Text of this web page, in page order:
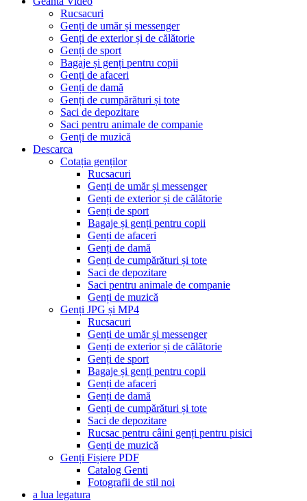
Rucsacuri
Genți de umăr și messenger
Genți de exterior și de călătorie
Genți de sport
Bagaje și genți pentru copii
Genți de afaceri
Genți de damă
Genți de cumpărături și tote
Saci de depozitare
Saci pentru animale de companie
Genți de muzică
Descarca
Cotația genților
Rucsacuri
Genți de umăr și messenger
Genți de exterior și de călătorie
Genți de sport
Bagaje și genți pentru copii
Genți de afaceri
Genți de damă
Genți de cumpărături și tote
Saci de depozitare
Saci pentru animale de companie
Genți de muzică
Genți JPG și MP4
Rucsacuri
Genți de umăr și messenger
Genți de exterior și de călătorie
Genți de sport
Bagaje și genți pentru copii
Genți de afaceri
Genți de damă
Genți de cumpărături și tote
Saci de depozitare
Rucsac pentru câini genți pentru pisici
Genți de muzică
Genți Fișiere PDF
Catalog Genti
Fotografii de stil noi
a lua legatura